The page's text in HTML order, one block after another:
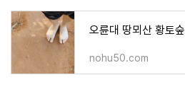
nohu50.com